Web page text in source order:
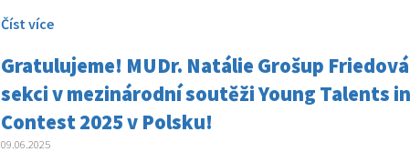
Číst více
Gratulujeme! MUDr. Natálie Grošup
sekci v mezinárodní soutěži Young Talents
Contest 2025 v Polsku!
09.06.2025